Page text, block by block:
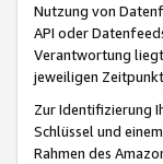
Nutzung von
API oder
Verantwortung
jeweiligen
Zur Identifizierung
Schlüssel und
Rahmen des